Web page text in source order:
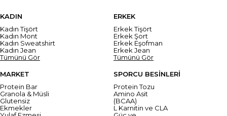
KADIN
Kadın Tişört
Kadın Mont
Kadın Sweatshirt
Kadın Jean
Tümünü Gör
ERKEK
Erkek Tişört
Erkek Şort
Erkek Eşofman
Erkek Jean
Tümünü Gör
MARKET
Protein Bar
Granola & Müsli
Glutensiz
Ekmekler
SPORCU BESİNLERİ
Protein Tozu
Amino Asit
(BCAA)
L Karnitin ve CLA